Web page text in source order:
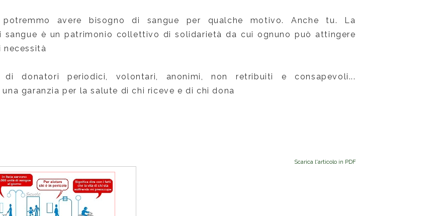
avere bisogno di sangue per qualche motivo. Anche tu. La
sangue è un patrimonio collettivo di solidarietà da cui ognuno può attingere
necessità
di donatori periodici, volontari, anonimi, non retribuiti e consapevoli...
garanzia per la salute di chi riceve e di chi dona
Scarica l'articolo in PDF